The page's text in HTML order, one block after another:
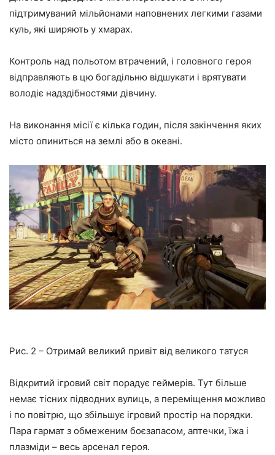
підтримуваний мільйонами наповнених легкими газами
куль, які ширяють у хмарах.
Контроль над польотом втрачений, і головного героя
відправляють в цю богадільню відшукати і врятувати
володіє надздібностями дівчину.
На виконання місії є кілька годин, після закінчення яких
місто опиниться на землі або в океані.
Рис. 2 – Отримай великий привіт від великого татуся
Відкритий ігровий світ порадує геймерів. Тут більше
немає тісних підводних вулиць, а переміщення можливо
і по повітрю, що збільшує ігровий простір на порядки.
Пара гармат з обмеженим боєзапасом, аптечки, їжа і
плазміди – весь арсенал героя.